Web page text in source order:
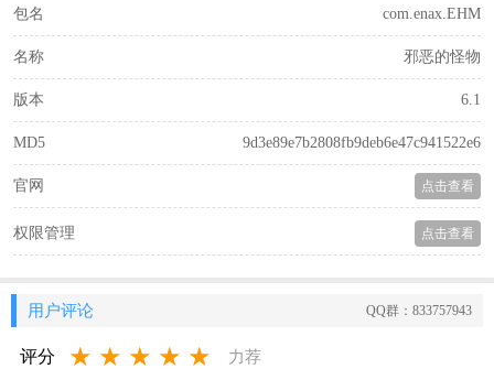
包名 com.enax.EHM
名称 邪恶的怪物
版本 6.1
MD5 9d3e89e7b2808fb9deb6e47c941522e6
官网 点击查看
权限管理 点击查看
用户评论 QQ群：833757943
评分 ★ ★ ★ ★ ★ 力荐